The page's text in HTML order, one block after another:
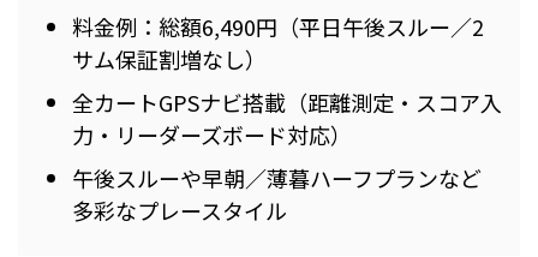
料金例：総額6,490円（平日午後スルー／2
サム保証割増なし）
全カートGPSナビ搭載（距離測定・スコア入
力・リーダーズボード対応）
午後スルーや早朝／薄暮ハーフプランなど
多彩なプレースタイル